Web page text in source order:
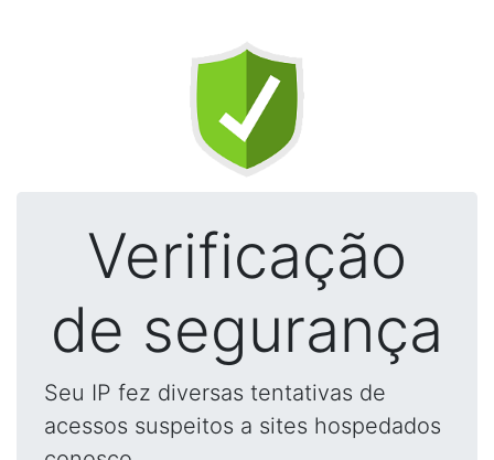
Verificação
de segurança
Seu IP fez diversas tentativas de
acessos suspeitos a sites hospedados